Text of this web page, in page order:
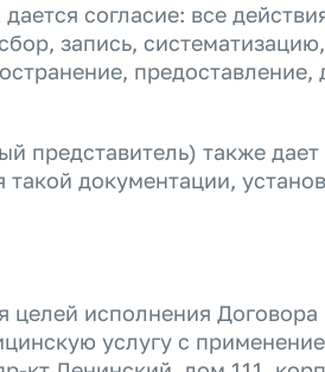
согласие: все
запись,
представитель) также
документации,
целей исполнения Договора
услугу с